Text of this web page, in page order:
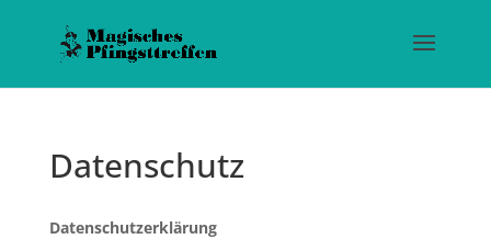
Datenschutz
Datenschutzerklärung